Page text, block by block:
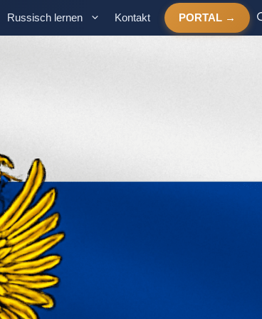
Russisch lernen Kontakt PORTAL